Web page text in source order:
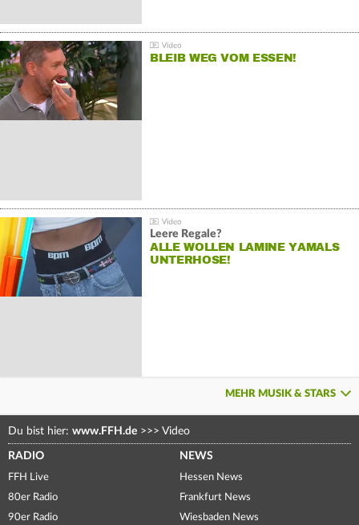
BLEIB WEG VOM ESSEN!
Leere Regale?
ALLE WOLLEN LAMINE YAMALS
UNTERHOSE!
MEHR MUSIK & STARS
Du bist hier: www.FFH.de >>> Video
RADIO
FFH Live
80er Radio
90er Radio
NEWS
Hessen News
Frankfurt News
Wiesbaden News